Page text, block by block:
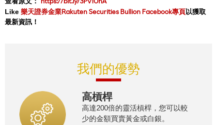
Like 樂天證券金業Rakuten Securities Bullion Facebook專頁以獲取
最新資訊！
我們的優勢
高槓桿
高達200倍的靈活槓桿，您可以較
少的金額買賣黃金或白銀。